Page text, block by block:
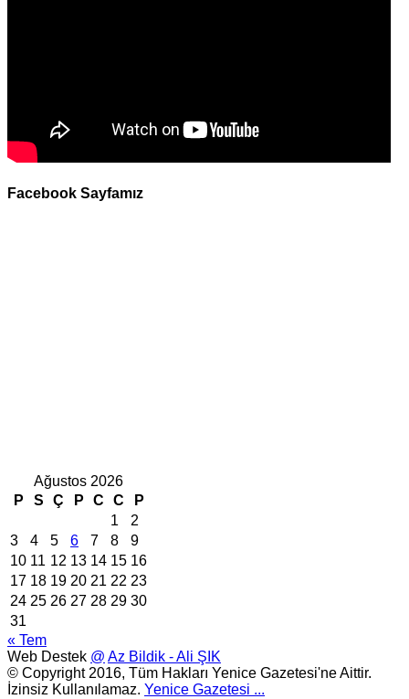
Facebook Sayfamız
Ağustos 2026
P
S Ç P C C
P
1
2
3
4 5 6 7 8
9
10 11 12 13 14 15 16
17 18 19 20 21 22 23
24 25 26 27 28 29 30
31
« Tem
Web Destek @ Az Bildik - Ali ŞIK
© Copyright 2016, Tüm Hakları Yenice Gazetesi'ne Aittir.
İzinsiz Kullanılamaz. Yenice Gazetesi ...